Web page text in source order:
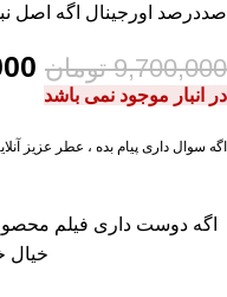
صددرصد اورجینال اگه اصل
9,700,000 تومان
در انبار موجود نمی باشد
اگه سوال داری پیام بده ، عطر عزیز
اگه دوست داری فیلم
خیال